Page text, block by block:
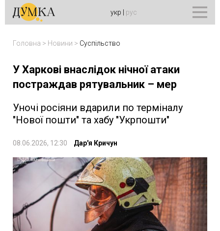
укр рус
Головна > Новини > Суспільство
У Харкові внаслідок нічної атаки
постраждав рятувальник – мер
Уночі росіяни вдарили по терміналу
"Нової пошти" та хабу "Укрпошти"
08.06.2026, 12:30 Дар'я Кричун